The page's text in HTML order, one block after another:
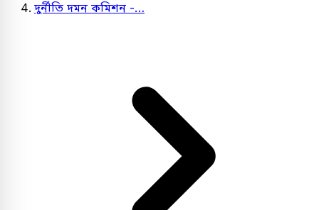
দুর্নীতি দমন কমিশন -…